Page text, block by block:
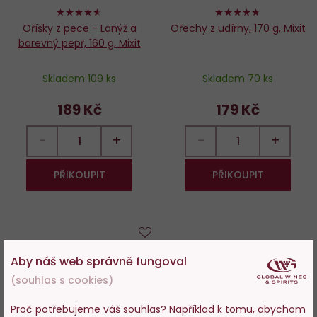
92%
Oříšky z pece - Lanýž a
barevný pepř, 160 g, Mixit
Skladem 109 ks
189 Kč
− +
PŘIKOUPIT
94%
Ořechy z udírny, 170 g, Mixit
Skladem 70 ks
179 Kč
− +
PŘIKOUPIT
oblíbených
Aby náš web správně fungoval
(souhlas s cookies)
Proč potřebujeme váš souhlas? Například k tomu, abychom